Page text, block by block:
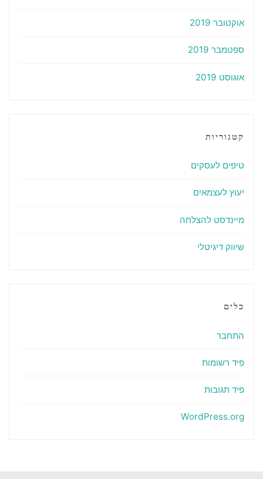
אוקטובר 2019
ספטמבר 2019
אוגוסט 2019
קטגוריות
טיפים לעסקים
יעוץ לעצמאים
מיינדסט להצלחה
שיווק דיגיטלי
כלים
התחבר
פיד רשומות
פיד תגובות
WordPress.org